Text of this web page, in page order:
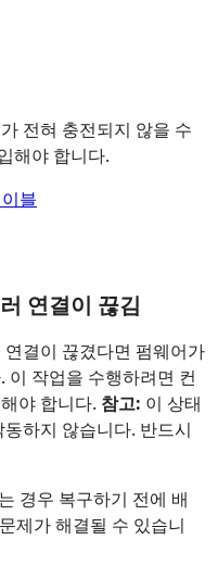
전혀 충전되지 않을 수
해야 합니다.
블
연결이 끊김
결이 끊겼다면 펌웨어가
이 작업을 수행하려면 컨
야 합니다. 참고: 이 상태
하지 않습니다. 반드시
경우 복구하기 전에 배
제가 해결될 수 있습니